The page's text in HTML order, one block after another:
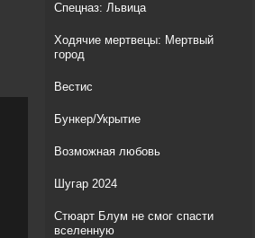
Спецназ: Львица
Ходячие мертвецы: Мертвый
город
Вестис
Бункер/Укрытие
Возможная любовь
Шугар 2024
Стюарт Блум не смог спасти
вселенную